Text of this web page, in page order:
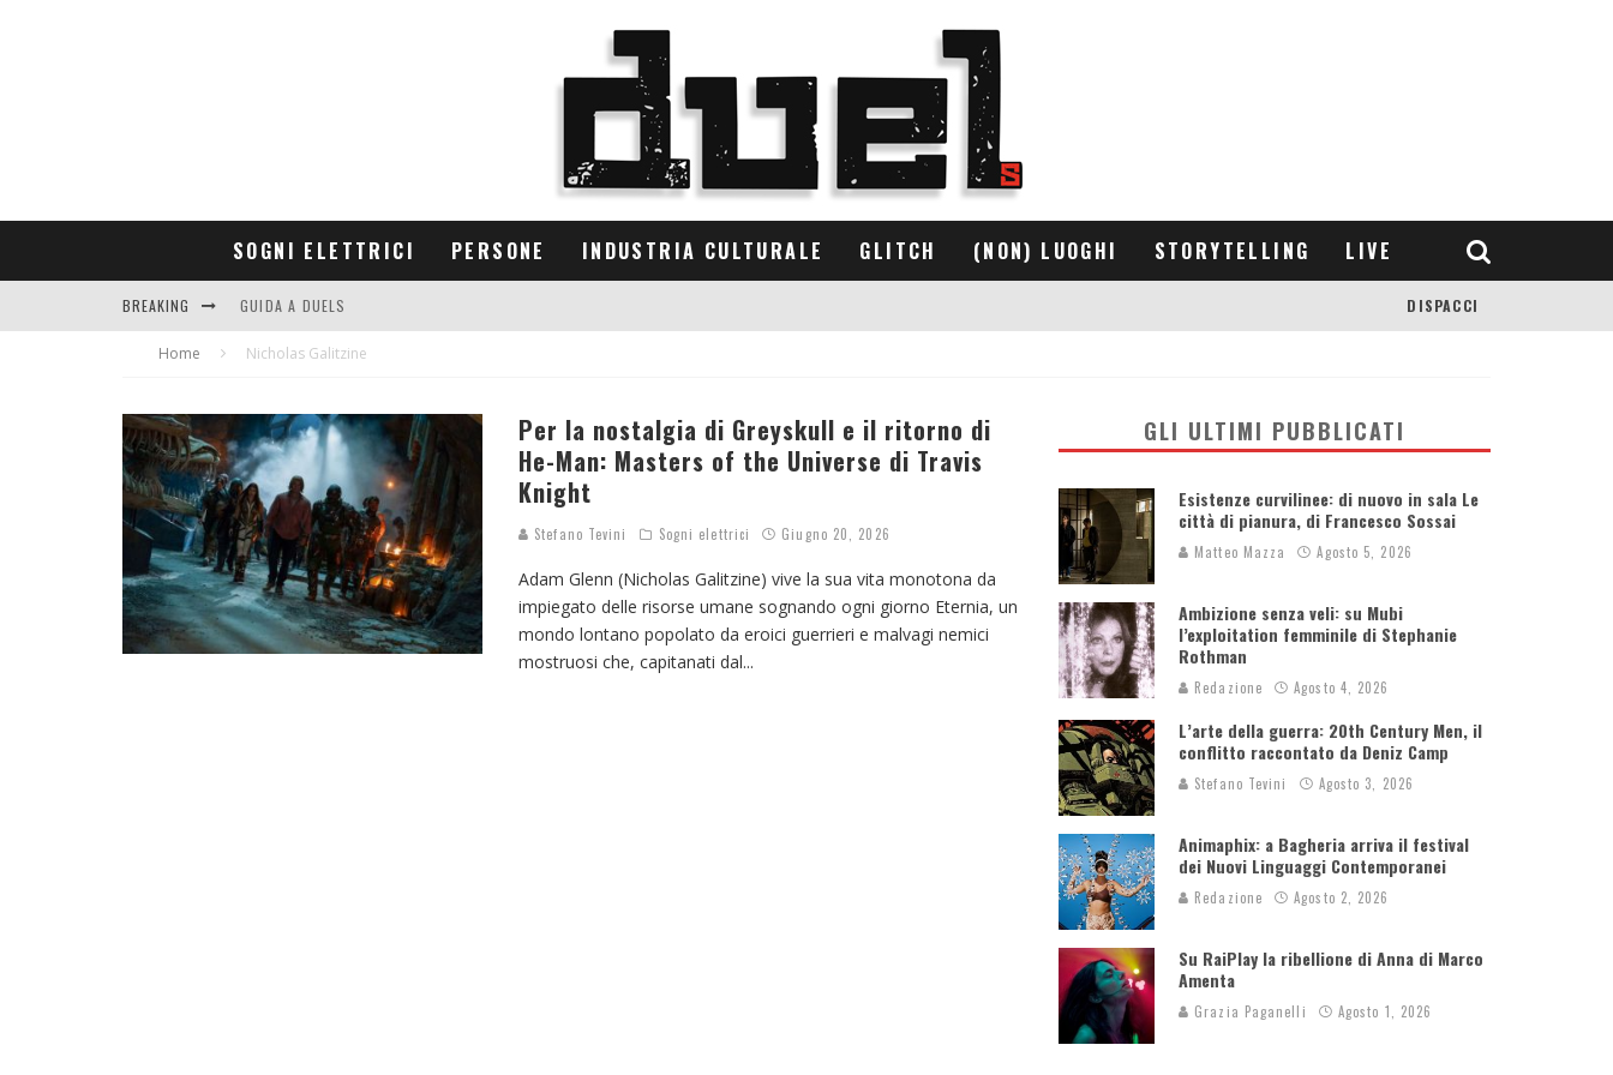
SOGNI ELETTRICI PERSONE INDUSTRIA CULTURALE GLITCH (NON) LUOGHI STORYTELLING LIVE
BREAKING GUIDA A DUELS
CONTRIBUTORS
DISPACCI
Home Nicholas Galitzine
Per la nostalgia di Greyskull e il ritorno di
He-Man: Masters of the Universe di Travis
Knight
Stefano Tevini Sogni elettrici Giugno 20, 2026
Adam Glenn (Nicholas Galitzine) vive la sua vita monotona da
impiegato delle risorse umane sognando ogni giorno Eternia, un
mondo lontano popolato da eroici guerrieri e malvagi nemici
mostruosi che, capitanati dal...
GLI ULTIMI PUBBLICATI
Esistenze curvilinee: di nuovo in sala Le
città di pianura, di Francesco Sossai
Matteo Mazza Agosto 5, 2026
Ambizione senza veli: su Mubi
l’exploitation femminile di Stephanie
Rothman
Redazione Agosto 4, 2026
L’arte della guerra: 20th Century Men, il
conflitto raccontato da Deniz Camp
Stefano Tevini Agosto 3, 2026
Animaphix: a Bagheria arriva il festival
dei Nuovi Linguaggi Contemporanei
Redazione Agosto 2, 2026
Su RaiPlay la ribellione di Anna di Marco
Amenta
Grazia Paganelli Agosto 1, 2026